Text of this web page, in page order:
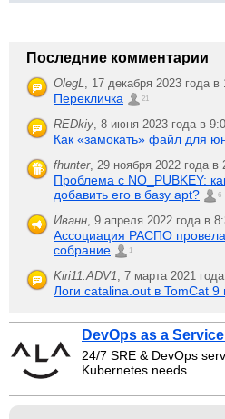
Последние комментарии
OlegL, 17 декабря 2023 года
Перекличка 21
REDkiy, 8 июня 2023 года в
Как «замокать» файл для
fhunter, 29 ноября 2022 года
Проблема с NO_PUBKEY:
добавить его в базу apt?
6
Иванн, 9 апреля 2022 года в
Ассоциация РАСПО
собрание
1
Kiri11.ADV1, 7 марта 2021
Логи catalina.out в TomCat
DevOps as a
24/7 SRE & DevOps
Kubernetes needs.